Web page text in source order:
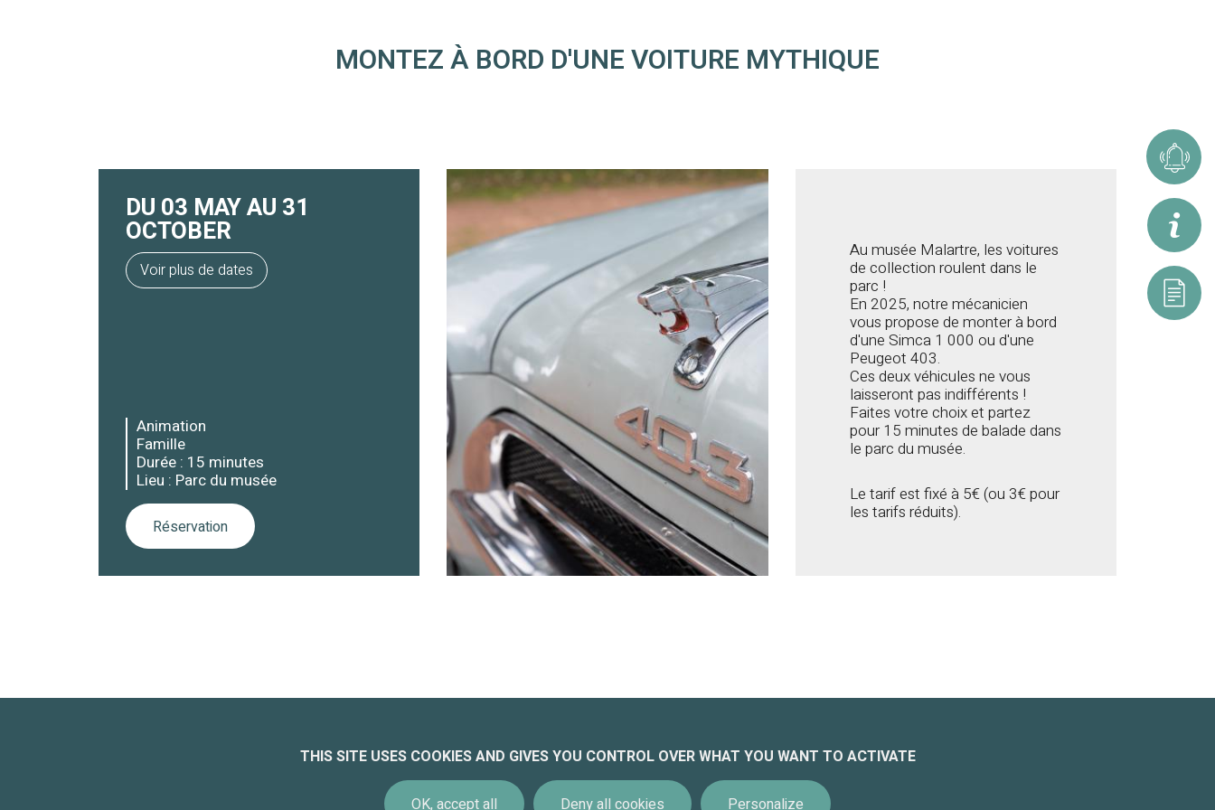
Alerte
MONTEZ À BORD D'UNE VOITURE MYTHIQUE
DU 03 MAY AU 31
OCTOBER
Voir plus de dates
Animation
Famille
Durée : 15 minutes
Lieu : Parc du musée
Réservation
Au musée Malartre, les voitures
de collection roulent dans le
parc !
En 2025, notre mécanicien
vous propose de monter à bord
d'une Simca 1 000 ou d'une
Peugeot 403.
Ces deux véhicules ne vous
laisseront pas indifférents !
Faites votre choix et partez
pour 15 minutes de balade dans
le parc du musée.
Le tarif est fixé à 5€ (ou 3€ pour
les tarifs réduits).
CONTACT
04 78 22 18 80
Legal informations
Accessibility
THIS SITE USES COOKIES AND GIVES YOU CONTROL OVER WHAT YOU WANT TO ACTIVATE
OK, accept all Deny all cookies Personalize